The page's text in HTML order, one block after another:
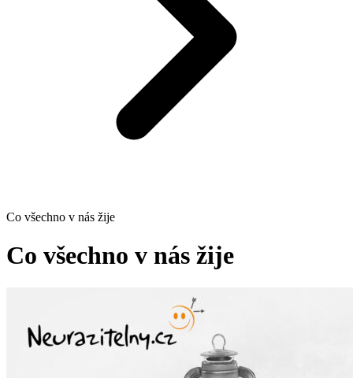
Co všechno v nás žije
Co všechno v nás žije